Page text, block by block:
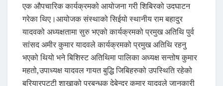
एक औपचारिक कार्यक्रमको आयोजना गरी शिबिरको उदघाटन
गरेका थिए।आयोजक संस्थाको सिईयो स्थानीय राम बहादुर
यादवको अध्यक्षतामा सुरु भएको कार्यक्रमको प्रमुख अतिथि पुर्व
सांसद अमीर कुमार यादवले कार्यक्रमको प्रमुख अतिथि रहनु
भएको थियो भने बिशिस्ट अतिथिमा पालिका अध्यक्ष सन्तोष कुमार
महतो,उपाध्यक्ष यादवल गायत बुद्धि जिबिहरुको उपस्थिति रहेको
बरियारपट्टी शाखाको प्रबन्धक देबेन्द्र कुमार यादवले जानकारी